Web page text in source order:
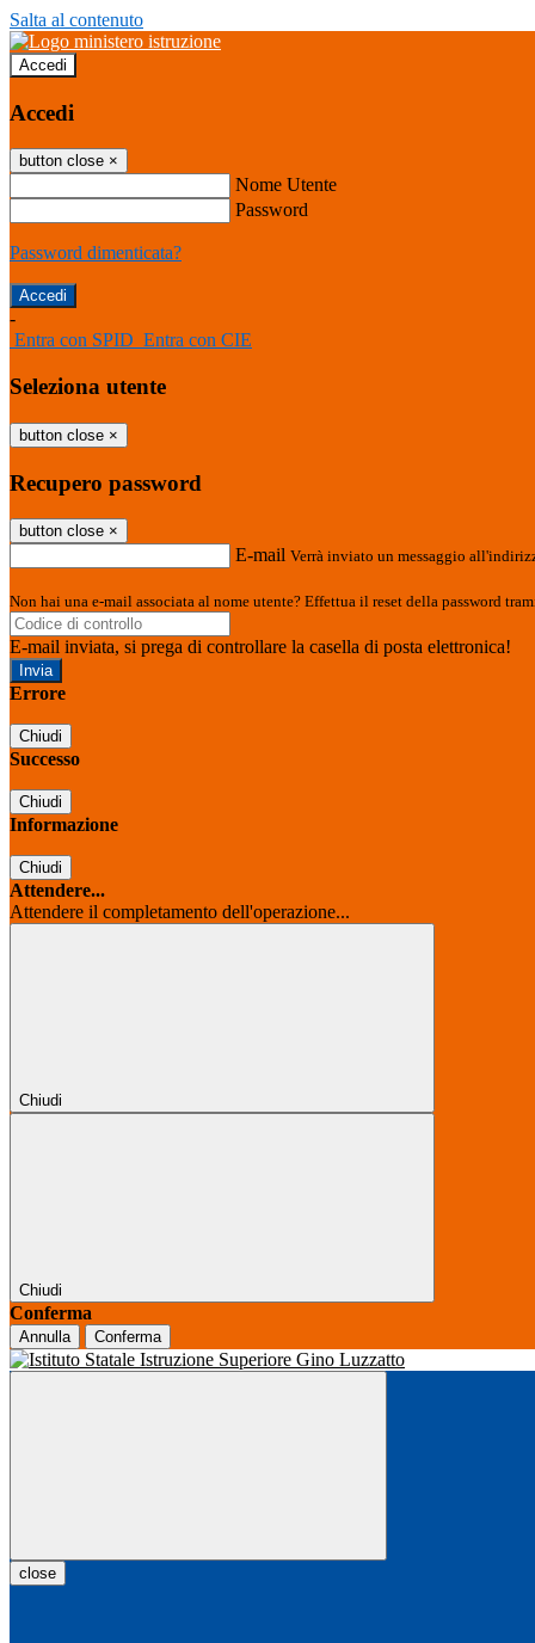
Salta al contenuto
Accedi
Accedi
button close ×
Nome Utente
Password
Password dimenticata?
-
Entra con SPID Entra con CIE
Seleziona utente
button close ×
Recupero password
button close ×
E-mail Verrà inviato un messaggio
Non hai una e-mail associata al nome utente? Effettua il reset della password
E-mail inviata, si prega di controllare la casella di posta elettronica!
Errore
Chiudi
Successo
Chiudi
Informazione
Chiudi
Attendere...
Attendere il completamento dell'operazione...
Chiudi
Chiudi
Conferma
Annulla Conferma
close